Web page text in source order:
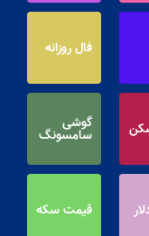
فال روزانه
گوشی
سامسونگ
قیمت سکه